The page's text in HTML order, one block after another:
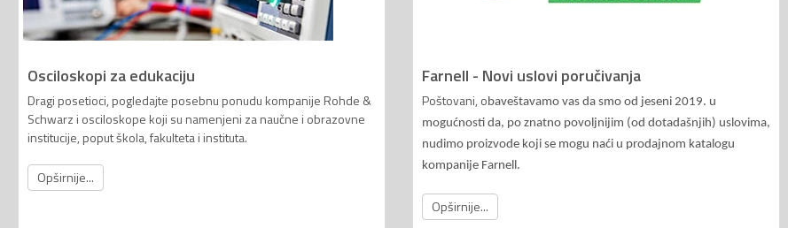
Osciloskopi za edukaciju
Dragi posetioci, pogledajte posebnu ponudu kompanije Rohde &
Schwarz i osciloskope koji su namenjeni za naučne i obrazovne
institucije, poput škola, fakulteta i instituta.
Opširnije...
Farnell - Novi uslovi poručivanja
Poštovani, o baveštavamo vas da smo od jeseni 2019. u
mogućnosti da, po znatno povoljnijim (od dotadašnjih) uslovima,
nudimo proizvode koji se mogu naći u prodajnom katalogu
kompanije Farnell.
Opširnije...